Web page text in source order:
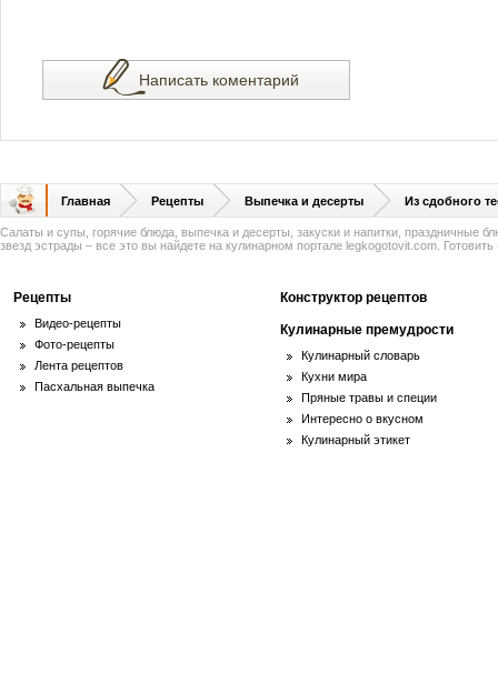
Написать коментарий
Главная Рецепты Выпечка и десерты Из сдобного
Салаты и супы, горячие блюда, выпечка и десерты, закуски и напитки, праздничные
звезд эстрады – все это вы найдете на кулинарном портале legkogotovit.com. Готовить
Рецепты
Видео-рецепты
Фото-рецепты
Лента рецептов
Пасхальная выпечка
Конструктор рецептов
Кулинарные премудрости
Кулинарный словарь
Кухни мира
Пряные травы и специи
Интересно о вкусном
Кулинарный этикет